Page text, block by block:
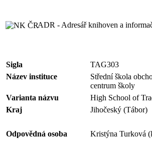
ADR - Adresář knihoven a
Sigla
TAG303
Název instituce
Střední škola
centrum školy
Varianta názvu
High School of
Kraj
Jihočeský (Tábor)
Odpovědná osoba
Kristýna Turková